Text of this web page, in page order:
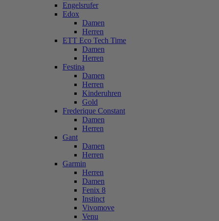
Engelsrufer
Edox
Damen
Herren
ETT Eco Tech Time
Damen
Herren
Festina
Damen
Herren
Kinderuhren
Gold
Frederique Constant
Damen
Herren
Gant
Damen
Herren
Garmin
Herren
Damen
Fenix 8
Instinct
Vivomove
Venu